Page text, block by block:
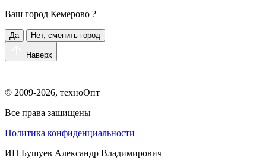
Ваш город Кемерово ?
Да Нет, сменить город
Наверх
© 2009-2026, техноОпт
Все права защищены
Политика конфиденциальности
ИП Бушуев Александр Владимирович